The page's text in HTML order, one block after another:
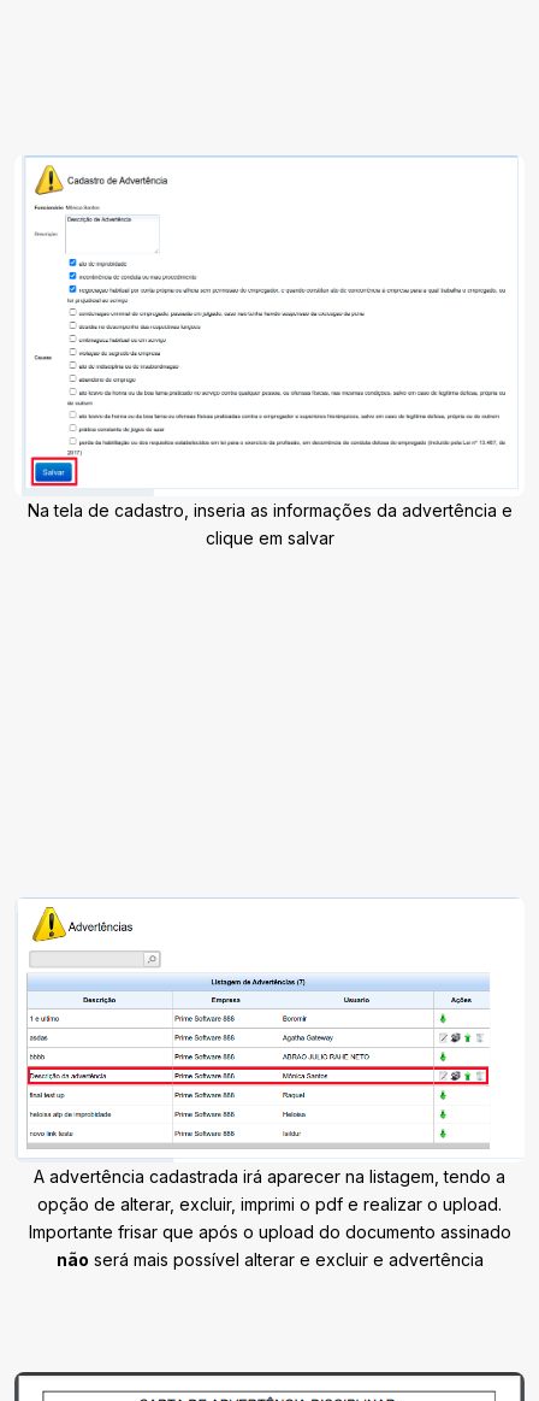
Na tela de cadastro, inseria as informações da advertência e
clique em salvar
A advertência cadastrada irá aparecer na listagem, tendo a
opção de alterar, excluir, imprimi o pdf e realizar o upload.
não será mais possível alterar e excluir e advertência